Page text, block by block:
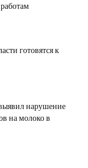
готовятся к
нарушение
на молоко в